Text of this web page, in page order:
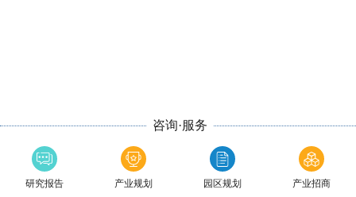
咨询·服务
研究报告 产业规划 园区规划 产业招商